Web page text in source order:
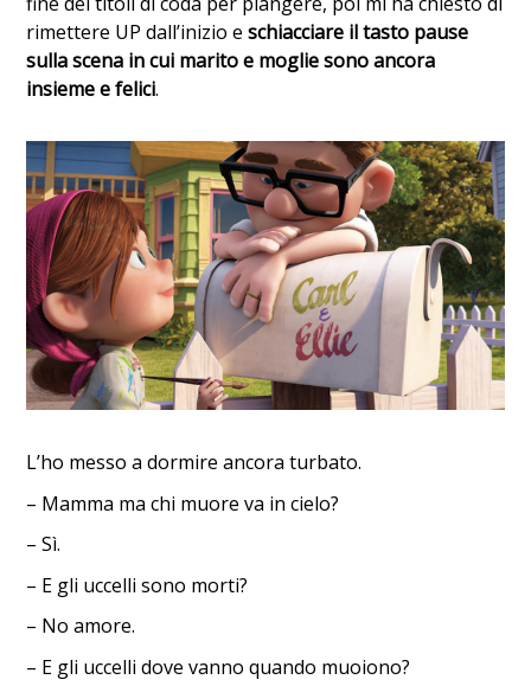
rimettere UP dall’inizio eschiacciare il tasto pause
sulla scena in cui marito e moglie sono ancora
insieme e felici.
L’ho messo a dormire ancora turbato.
– Mamma ma chi muore va in cielo?
– Sì.
– E gli uccelli sono morti?
– No amore.
– E gli uccelli dove vanno quando muoiono?